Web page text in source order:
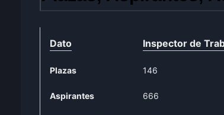
Dato Inspector de
Plazas 146
Aspirantes 666